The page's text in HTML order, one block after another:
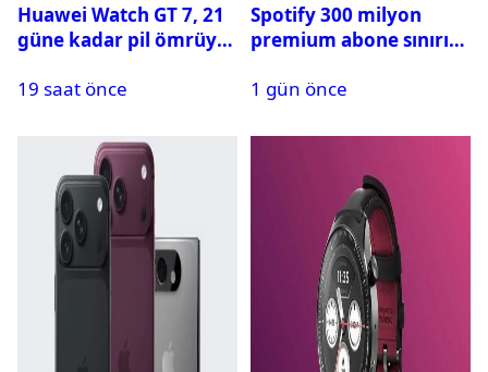
Huawei Watch GT 7, 21
güne kadar pil ömrüyle
19 saat önce
Spotify 300 milyon
premium abone sınırını
1 gün önce